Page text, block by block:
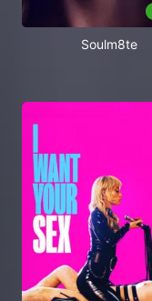
Soulm8te